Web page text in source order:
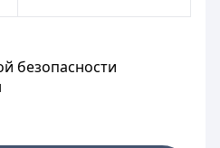
безопасности